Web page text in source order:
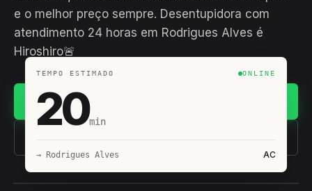
e o melhor preço sempre. Desentupidora com
atendimento 24 horas em Rodrigues Alves é
Hiroshiro🚨
(11) 93407-8838
TEMPO ESTIMADO ONLINE
20min
→ Rodrigues Alves AC